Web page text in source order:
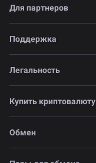
Для партнеров
Поддержка
Легальность
Купить криптовалюту
Обмен